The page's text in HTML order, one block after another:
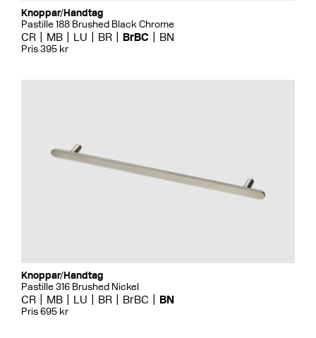
Knoppar/Handtag
Pastille 188 Brushed Black Chrome
CR MB LU BR BrBC BN
Pris 395 kr
Knoppar/Handtag
Pastille 316 Brushed Nickel
CR MB LU BR BrBC BN
Pris 695 kr